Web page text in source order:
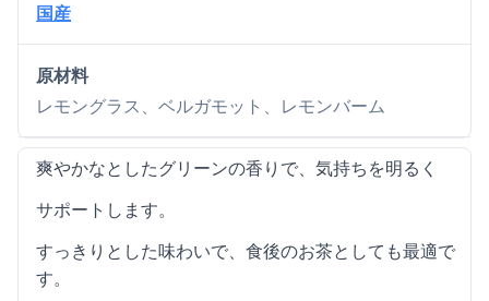
国産
原材料
レモングラス、ベルガモット、レモンバーム
爽やかなとしたグリーンの香りで、気持ちを明るく
サポートします。
すっきりとした味わいで、食後のお茶としても最適で
す。